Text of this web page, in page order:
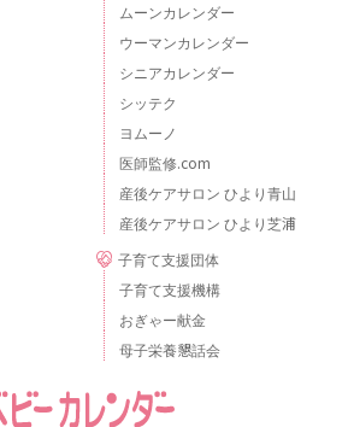
ムーンカレンダー
ウーマンカレンダー
シニアカレンダー
シッテク
ヨムーノ
医師監修.com
産後ケアサロン ひより青山
産後ケアサロン ひより芝浦
子育て支援団体
子育て支援機構
おぎゃー献金
母子栄養懇話会